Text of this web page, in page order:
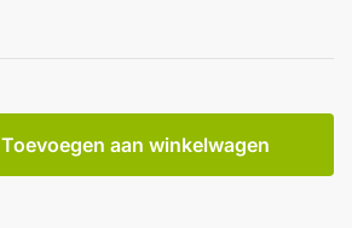
Toevoegen aan winkelwagen